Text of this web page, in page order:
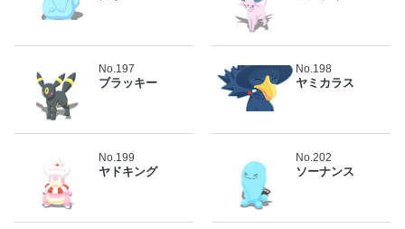
No.197
ブラッキー
No.198
ヤミカラス
No.199
ヤドキング
No.202
ソーナンス